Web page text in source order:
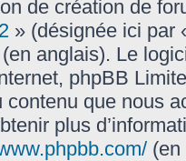
de création de
» (désignée ici par
(en anglais). Le
phpBB
contenu que nous
plus
(en